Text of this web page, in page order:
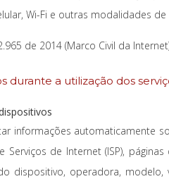
Wi-Fi e outras modalidades
de 2014 (Marco Civil da
durante a utilização dos
informações automaticamente
Serviços de Internet (ISP),
dispositivo, operadora,